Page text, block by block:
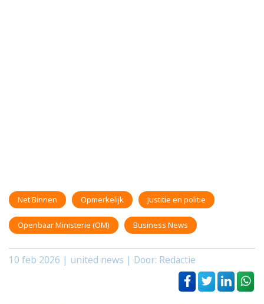
Net Binnen Opmerkelijk Justitie en politie
Openbaar Ministerie (OM) Business News
10 feb 2026 | united news | Door: Redactie